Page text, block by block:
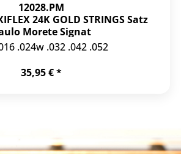
12028.PM
24K GOLD STRINGS Satz
Morete Signat
.024w .032 .042 .052
35,95 € *